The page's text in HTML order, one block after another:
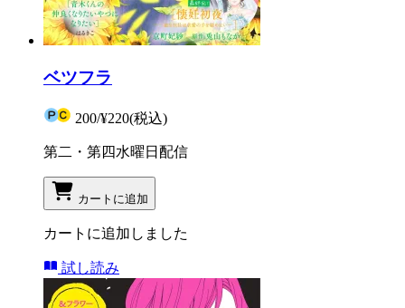
ベツフラ
200/¥220(税込)
第二・第四水曜日配信
カートに追加
カートに追加しました
試し読み